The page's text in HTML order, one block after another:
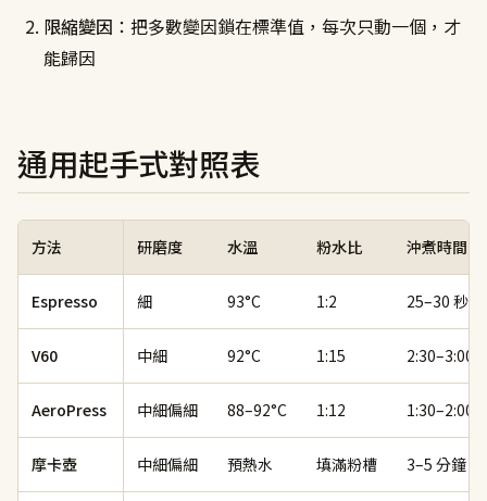
限縮變因 ：把多數變因鎖在標準值，每次只動一個，才
能歸因
通用起手式對照表